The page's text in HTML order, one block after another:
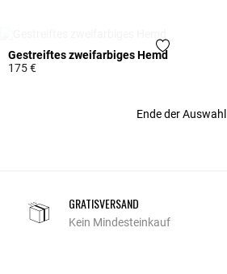
Gestreiftes zweifarbiges Hemd
175 €
Ende der Auswahl
GRATISVERSAND
Kein Mindesteinkauf